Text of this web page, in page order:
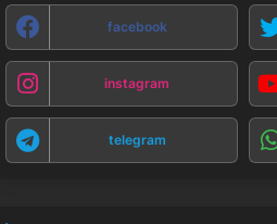
facebook
instagram
telegram